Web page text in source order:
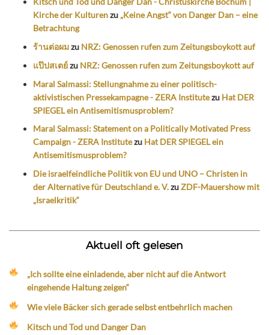
Kirche der Kulturenzu „Keine Angst“ von Danger Dan – eine
Betrachtung
ร้านต่อผมzu NRZ: Genossen rufen zum Zeitungsboykott auf
แป๊ปสเตย์zu NRZ: Genossen rufen zum Zeitungsboykott auf
Maral Salmassi: Stellungnahme zu einer politisch-
aktivistischen Pressekampagne - ZERA Institutezu Hat DER
SPIEGEL ein Antisemitismusproblem?
Maral Salmassi: Statement on a Politically Motivated Press
Campaign - ZERA Institutezu Hat DER SPIEGEL ein
Antisemitismusproblem?
Die israelfeindliche Politik von EU und UNO – Christen in
der Alternative für Deutschland e. V.zuZDF-Mauershow mit
„Israelkritik“
Aktuell oft gelesen
„Ich sollte eine einladende, aber nicht auf die Antwort
eingehende Haltung zeigen“
Wie viele Bäcker sich gerade selbst entbehrlich machen
Kitsch und Tod und Danger Dan